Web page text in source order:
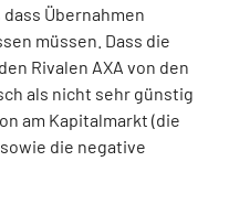
Übernahmen
müssen. Dass die
Rivalen AXA von den
als nicht sehr günstig
am Kapitalmarkt (die
die negative